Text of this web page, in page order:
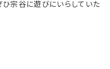
ひ宗谷に遊びにいらしていた